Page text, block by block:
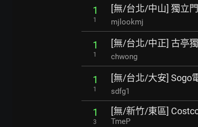
1
1
[無/台北/中山] 獨立
mjlookmj
1
1
[無/台北/中正] 古亭
chwong
1
1
[無/台北/大安] Sogo
sdfg1
1
3
[無/新竹/東區]
TmeP